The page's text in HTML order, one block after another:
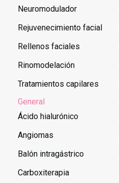
Neuromodulador
Rejuvenecimiento facial
Rellenos faciales
Rinomodelación
Tratamientos capilares
General
Ácido hialurónico
Angiomas
Balón intragástrico
Carboxiterapia